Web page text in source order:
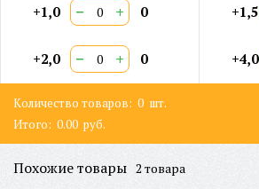
+1,0 − + 0 +1,5
+2,0 − + 0 +4,0
Количество товаров: 0 шт.
Итого: 0.00 руб.
Похожие товары 2 товара